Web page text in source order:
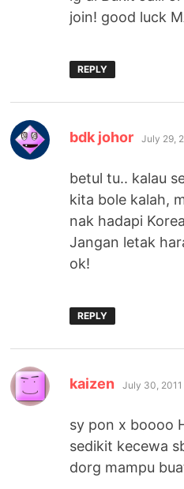
join! good luck
REPLY
bdk johor says:
July 29,
betul tu.. kalau
kita bole kalah,
nak hadapi
Jangan letak
ok!
REPLY
kaizen says:
July 30,
sy pon x boooo
sedikit kecewa
dorg mampu